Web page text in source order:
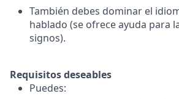
También debes dominar el
hablado (se ofrece ayuda para
signos).
Requisitos deseables
Puedes: